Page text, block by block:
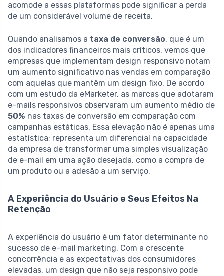
acomode a essas plataformas pode significar a perda
de um considerável volume de receita.
Quando analisamos a taxa de conversão, que é um
dos indicadores financeiros mais críticos, vemos que
empresas que implementam design responsivo notam
um aumento significativo nas vendas em comparação
com aquelas que mantêm um design fixo. De acordo
com um estudo da eMarketer, as marcas que adotaram
e-mails responsivos observaram um aumento médio de
50% nas taxas de conversão em comparação com
campanhas estáticas. Essa elevação não é apenas uma
estatística; representa um diferencial na capacidade
da empresa de transformar uma simples visualização
de e-mail em uma ação desejada, como a compra de
um produto ou a adesão a um serviço.
A Experiência do Usuário e Seus Efeitos Na
Retenção
A experiência do usuário é um fator determinante no
sucesso de e-mail marketing. Com a crescente
concorrência e as expectativas dos consumidores
elevadas, um design que não seja responsivo pode